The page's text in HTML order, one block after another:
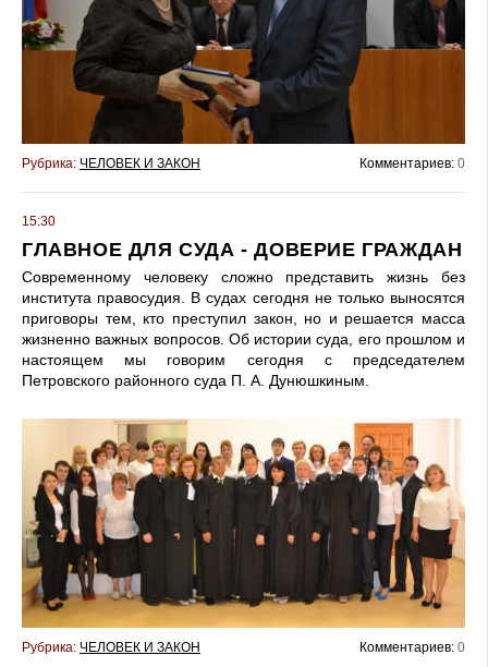
Рубрика: ЧЕЛОВЕК И ЗАКОН Комментариев: 0
15:30
ГЛАВНОЕ ДЛЯ СУДА - ДОВЕРИЕ ГРАЖДАН
Современному человеку сложно представить жизнь без
института правосудия. В судах сегодня не только выносятся
приговоры тем, кто преступил закон, но и решается масса
жизненно важных вопросов. Об истории суда, его прошлом и
настоящем мы говорим сегодня с председателем
Петровского районного суда П. А. Дунюшкиным.
Рубрика: ЧЕЛОВЕК И ЗАКОН Комментариев: 0